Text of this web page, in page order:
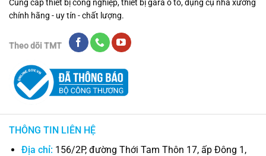
Cung cấp thiết bị công nghiệp, thiết bị gara ô tô, dụng cụ nhà xưởng
chính hãng - uy tín - chất lượng.
Theo dõi TMT
THÔNG TIN LIÊN HỆ
Địa chỉ: 156/2P, đường Thới Tam Thôn 17, ấp Đông 1,